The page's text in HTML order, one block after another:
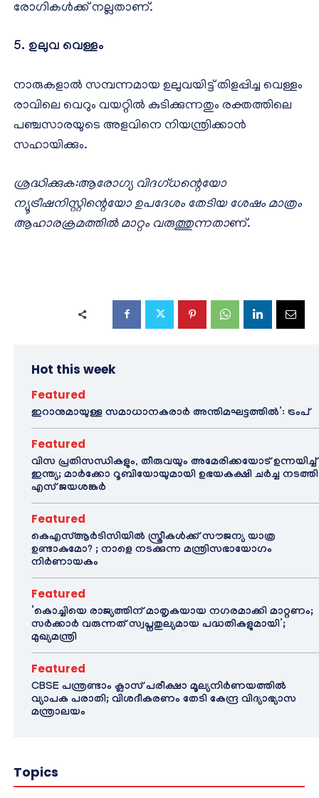
രോഗികള്‍ക്ക് നല്ലതാണ്.
5. ഉലുവ വെള്ളം
നാരുകളാല്‍ സമ്പന്നമായ ഉലുവയിട്ട് തിളപ്പിച്ച വെള്ളം
രാവിലെ വെറും വയറ്റില്‍ കുടിക്കുന്നതും രക്തത്തിലെ
പഞ്ചസാരയുടെ അളവിനെ നിയന്ത്രിക്കാന്‍
സഹായിക്കും.
ശ്രദ്ധിക്കുക:ആരോഗ്യ വിദഗ്ധന്റെയോ
ന്യൂട്രീഷനിസ്റ്റിന്റെയോ ഉപദേശം തേടിയ ശേഷം മാത്രം
ആഹാരക്രമത്തില്‍ മാറ്റം വരുത്തുന്നതാണ്.
Hot this week
Featured
ഇറാനുമായുള്ള സമാധാനകരാർ അന്തിമഘട്ടത്തിൽ‌’: ട്രംപ്
Featured
വിസ പ്രതിസന്ധികളും, തീരുവയും അമേരിക്കയോട് ഉന്നയിച്ച്
ഇന്ത്യ; മാർക്കോ റൂബിയോയുമായി ഉഭയകക്ഷി ചർച്ച നടത്തി
എസ് ജയശങ്കർ
Featured
കെഎസ്ആർടിസിയിൽ സ്ത്രീകൾക്ക് സൗജന്യ യാത്ര
ഉണ്ടാകുമോ? ; നാളെ നടക്കുന്ന മന്ത്രിസഭായോഗം
നിർണായകം
Featured
‘കൊച്ചിയെ രാജ്യത്തിന് മാതൃകയായ നഗരമാക്കി മാറ്റണം;
സർക്കാർ വരുന്നത് സ്വപ്നതുല്യമായ പദ്ധതികളുമായി’;
മുഖ്യമന്ത്രി
Featured
CBSE പന്ത്രണ്ടാം ക്ലാസ് പരീക്ഷാ മൂല്യനിർണയത്തിൽ
വ്യാപക പരാതി; വിശദീകരണം തേടി കേന്ദ്ര വിദ്യാഭ്യാസ
മന്ത്രാലയം
Topics